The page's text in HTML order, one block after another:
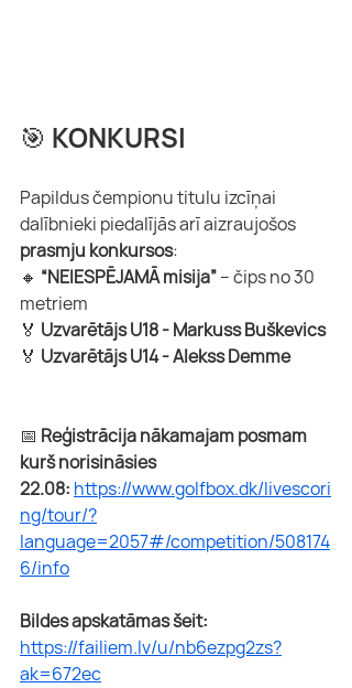
🎯 KONKURSI
Papildus čempionu titulu izcīņai
dalībnieki piedalījās arī aizraujošos
prasmju konkursos:
🔸 “NEIESPĒJAMĀ misija” – čips no 30
metriem
🏅 Uzvarētājs U18 - Markuss Buškevics
🏅 Uzvarētājs U14 - Alekss Demme
📅 Reģistrācija nākamajam posmam
kurš norisināsies
22.08: https://www.golfbox.dk/livescori
ng/tour/?
language=2057#/competition/508174
6/info
Bildes apskatāmas šeit:
https://failiem.lv/u/nb6ezpg2zs?
ak=672ec